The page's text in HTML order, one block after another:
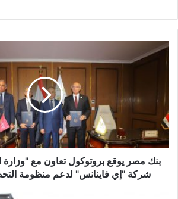
بنك
تعاون
مع
"وزارة
العدل"
بالتعاون
بنك مصر يوقع بروتوكول تعاون مع "وزارة
شركة "إي فاينانس" لدعم منظومة